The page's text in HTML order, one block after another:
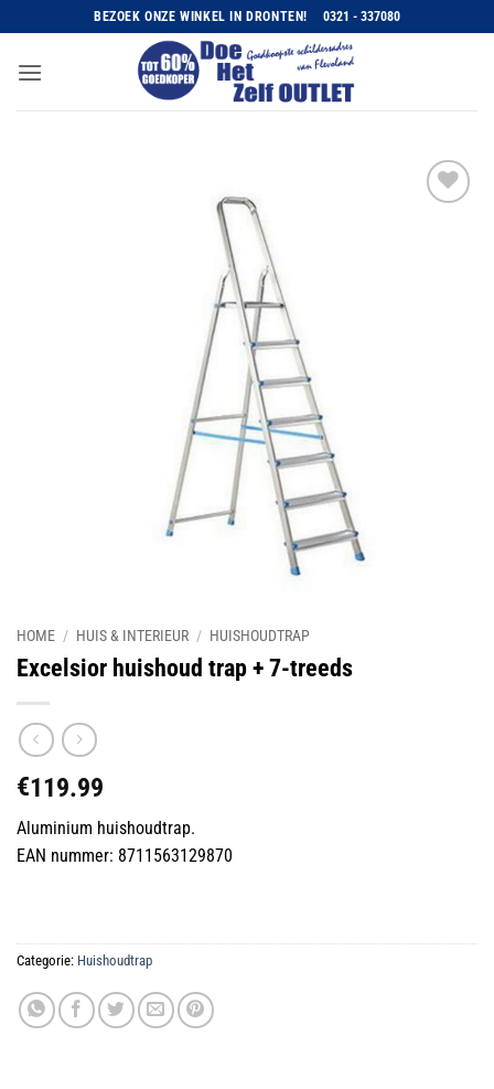
naar
inhoud
BEZOEK ONZE WINKEL IN DRONTEN! 0321 - 337080
HOME / HUIS & INTERIEUR / HUISHOUDTRAP
Excelsior huishoud trap + 7-treeds
€119.99
Aluminium huishoudtrap.
EAN nummer: 8711563129870
Categorie: Huishoudtrap